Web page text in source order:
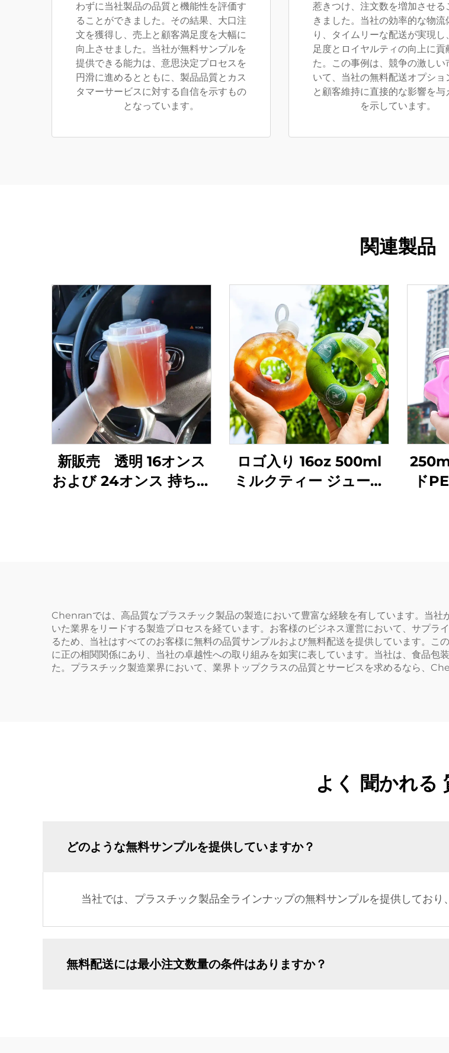
わずに当社製品の品質と機能性を評価す
ることができました。その結果、大口注
文を獲得し、売上と顧客満足度を大幅に
向上させました。当社が無料サンプルを
提供できる能力は、意思決定プロセスを
円滑に進めるとともに、製品品質とカス
タマーサービスに対する自信を示すもの
となっています。
惹きつけ、注文数を増加させる
きました。当社の効率的な物流
り、タイムリーな配送が実現し
足度とロイヤルティの向上に貢
た。この事例は、競争の激しい
いて、当社の無料配送オプショ
と顧客維持に直接的な影響を与
を示しています。
関連製品
新販売 透明 16オンス
および 24オンス 持ち帰
ロゴ入り 16oz 500ml
ミルクティー ジュース
ド
Chenranでは、高品質なプラスチック製品の製造において豊富な経験を有しています。当
いた業界をリードする製造プロセスを経ています。お客様のビジネス運営において、サプ
るため、当社はすべてのお客様に無料の品質サンプルおよび無料配送を提供しています。
に正の相関関係にあり、当社の卓越性への取り組みを如実に表しています。当社は、食品包
た。プラスチック製造業界において、業界トップクラスの品質とサービスを求めるなら、
よく 聞かれる
どのような無料サンプルを提供していますか？
当社では、プラスチック製品全ラインナップの無料サンプルを提供しており
無料配送には最小注文数量の条件はありますか？